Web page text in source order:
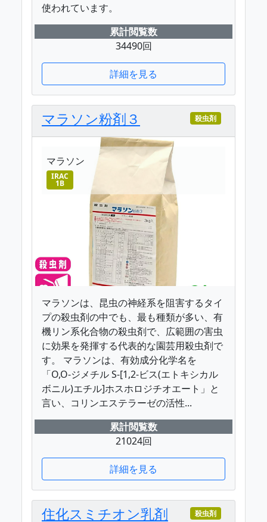
使われています。
累計閲覧数
34490回
詳細を見る
マラソン粉剤３ 殺虫剤
マラソン
IRAC
1B
マラソンは、昆虫の神経系を阻害するタイ
プの殺虫剤の中でも、最も種類が多い、有
機リン系化合物の殺虫剤で、広範囲の害虫
に効果を発揮する代表的な園芸用殺虫剤で
す。 マラソンは、有効成分化学名を
「O,O-ジメチル S-[1,2-ビス(エトキシカル
ボニル)エチル]ホスホロジチオエート」と
言い、コリンエステラーゼの活性...
累計閲覧数
21024回
詳細を見る
住化スミチオン乳剤 殺虫剤